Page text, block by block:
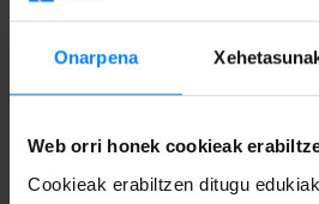
Onarpena
Web orri honek cookieak
Cookieak erabiltzen ditugu